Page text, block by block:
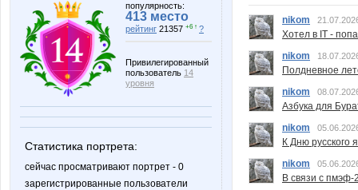
популярность:
413 место
рейтинг 21357 +6 ↑ ?
Привилегированный
пользователь 14
уровня
Статистика портрета:
сейчас просматривают портрет - 0
зарегистрированные пользователи
nikom
Хотел в IT -
nikom
Полдневное
nikom
Азбука для
nikom
К Дню русского
nikom
В связи с пмэф-